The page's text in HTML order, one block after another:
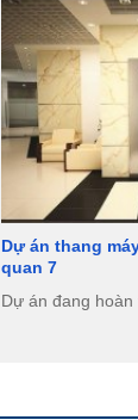
Dự án thang
quan 7
Dự án đang